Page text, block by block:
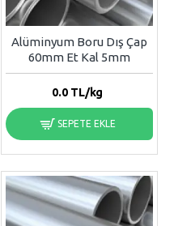
Alüminyum Boru Dış Çap
60mm Et Kal 5mm
0.0TL/kg
SEPETE EKLE